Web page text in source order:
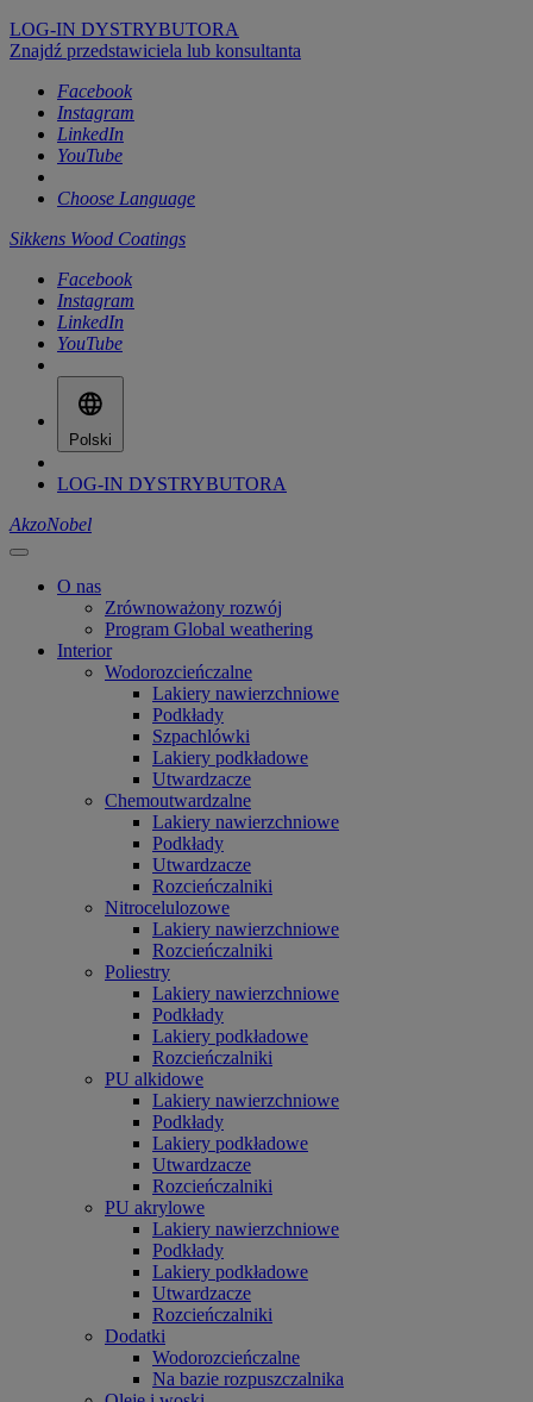
LOG-IN DYSTRYBUTORA
Znajdź przedstawiciela lub konsultanta
Facebook
Instagram
LinkedIn
YouTube
Choose Language
Sikkens Wood Coatings
Facebook
Instagram
LinkedIn
YouTube
Polski
LOG-IN DYSTRYBUTORA
AkzoNobel
O nas
Zrównoważony rozwój
Program Global weathering
Interior
Wodorozcieńczalne
Lakiery nawierzchniowe
Podkłady
Szpachlówki
Lakiery podkładowe
Utwardzacze
Chemoutwardzalne
Lakiery nawierzchniowe
Podkłady
Utwardzacze
Rozcieńczalniki
Nitrocelulozowe
Lakiery nawierzchniowe
Rozcieńczalniki
Poliestry
Lakiery nawierzchniowe
Podkłady
Lakiery podkładowe
Rozcieńczalniki
PU alkidowe
Lakiery nawierzchniowe
Podkłady
Lakiery podkładowe
Utwardzacze
Rozcieńczalniki
PU akrylowe
Lakiery nawierzchniowe
Podkłady
Lakiery podkładowe
Utwardzacze
Rozcieńczalniki
Dodatki
Wodorozcieńczalne
Na bazie rozpuszczalnika